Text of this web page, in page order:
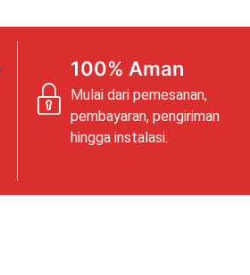
100% Aman
Mulai dari pemesanan,
pembayaran, pengiriman
hingga instalasi.